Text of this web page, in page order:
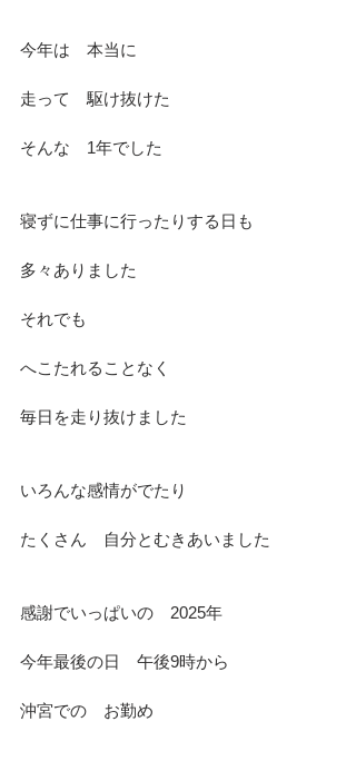
今年は　本当に
走って　駆け抜けた
そんな　1年でした
寝ずに仕事に行ったりする日も
多々ありました
それでも
へこたれることなく
毎日を走り抜けました
いろんな感情がでたり
たくさん　自分とむきあいました
感謝でいっぱいの　2025年
今年最後の日　午後9時から
沖宮での　お勤め